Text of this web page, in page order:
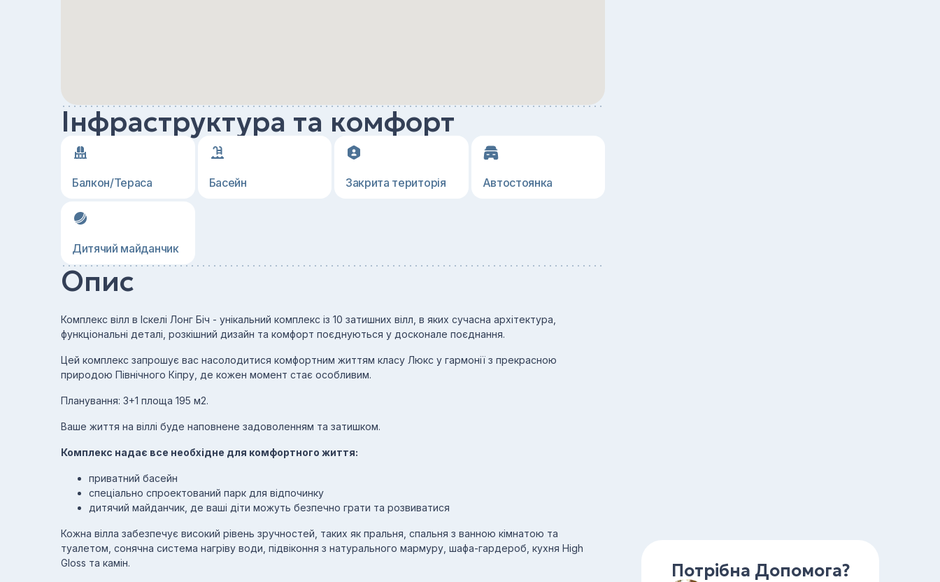
Інфраструктура та комфорт
Балкон/Тераса Басейн Закрита територія Автостоянка
Дитячий майданчик
Опис
Комплекс вілл в Іскелі Лонг Біч - унікальний комплекс із 10 затишних вілл, в яких сучасна архітектура,
функціональні деталі, розкішний дизайн та комфорт поєднуються у досконале поєднання.
Цей комплекс запрошує вас насолодитися комфортним життям класу Люкс у гармонії з прекрасною
природою Північного Кіпру, де кожен момент стає особливим.
Планування: 3+1 площа 195 м2.
Ваше життя на віллі буде наповнене задоволенням та затишком.
Комплекс надає все необхідне для комфортного життя:
приватний басейн
спеціально спроектований парк для відпочинку
дитячий майданчик, де ваші діти можуть безпечно грати та розвиватися
Кожна вілла забезпечує високий рівень зручностей, таких як пральня, спальня з ванною кімнатою та
туалетом, сонячна система нагріву води, підвіконня з натурального мармуру, шафа-гардероб, кухня High
Gloss та камін.
Потрібна Допомога?